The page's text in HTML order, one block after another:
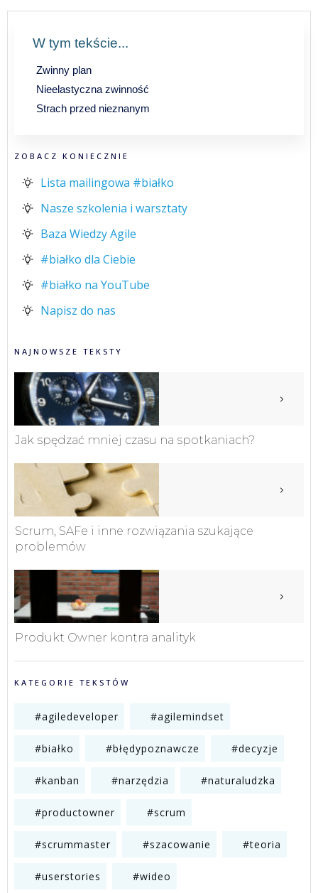
W tym tekście...
Zwinny plan
Nieelastyczna zwinność
Strach przed nieznanym
ZOBACZ KONIECZNIE
Lista mailingowa #białko
Nasze szkolenia i warsztaty
Baza Wiedzy Agile
#białko dla Ciebie
#białko na YouTube
Napisz do nas
NAJNOWSZE TEKSTY
Jak spędzać mniej czasu na spotkaniach?
Scrum, SAFe i inne rozwiązania szukające
problemów
Produkt Owner kontra analityk
KATEGORIE TEKSTÓW
#agiledeveloper #agilemindset
#białko #błędypoznawcze #decyzje
#kanban #narzędzia #naturaludzka
#productowner #scrum
#scrummaster #szacowanie #teoria
#userstories #wideo